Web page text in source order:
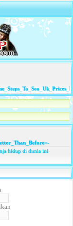
=-
hidup di dunia ini